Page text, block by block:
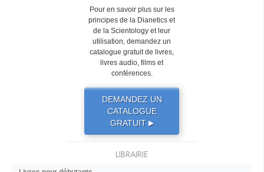
Pour en savoir plus sur les
principes de la Dianetics et
de la Scientology et leur
utilisation, demandez un
catalogue gratuit de livres,
livres audio, films et
conférences.
DEMANDEZ UN
CATALOGUE
GRATUIT ▶
LIBRAIRIE